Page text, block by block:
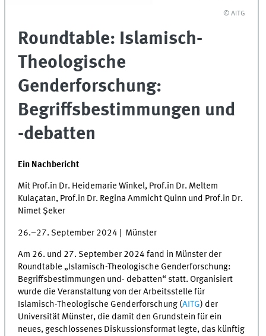
© AITG
Roundtable: Islamisch-
Theologische
Genderforschung:
Begriffsbestimmungen und
-debatten
Ein Nachbericht
Mit Prof.in Dr. Heidemarie Winkel, Prof.in Dr. Meltem
Kulaçatan, Prof.in Dr. Regina Ammicht Quinn und Prof.in Dr.
Nimet Şeker
26.–27. September 2024 | Münster
Am 26. und 27. September 2024 fand in Münster der
Roundtable „Islamisch-Theologische Genderforschung:
Begriffsbestimmungen und- debatten“ statt. Organisiert
wurde die Veranstaltung von der Arbeitsstelle für
Islamisch-Theologische Genderforschung (AITG) der
Universität Münster, die damit den Grundstein für ein
neues, geschlossenes Diskussionsformat legte, das künftig